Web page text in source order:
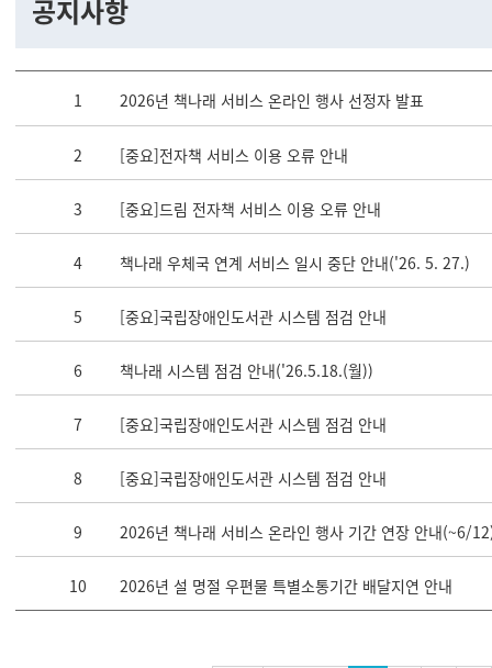
공지사항
1 2026년 책나래 서비스 온라인 행사 선정자 발표
2 [중요]전자책 서비스 이용 오류 안내
3 [중요]드림 전자책 서비스 이용 오류 안내
4 책나래 우체국 연계 서비스 일시 중단 안내('26. 5. 27.)
5 [중요]국립장애인도서관 시스템 점검 안내
6 책나래 시스템 점검 안내('26.5.18.(월))
7 [중요]국립장애인도서관 시스템 점검 안내
8 [중요]국립장애인도서관 시스템 점검 안내
9 2026년 책나래 서비스 온라인 행사 기간 연장 안내(~6/
10 2026년 설 명절 우편물 특별소통기간 배달지연 안내